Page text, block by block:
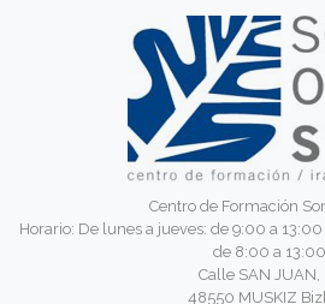
Centro de Formación
Horario: De lunes a jueves: de 9:00 a
de 8:00 a 13:00
Calle SAN JUAN,
48550 MUSKIZ